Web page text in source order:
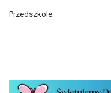
Przedszkole